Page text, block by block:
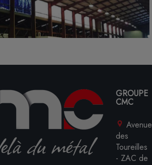
GROUPE
CMC
Avenue
des
Toureilles
- ZAC de